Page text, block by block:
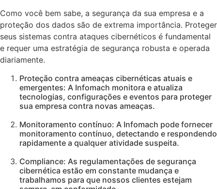
Como você bem sabe, a segurança da sua empresa e a
proteção dos dados são de extrema importância. Proteger
seus sistemas contra ataques cibernéticos é fundamental
e requer uma estratégia de segurança robusta e operada
diariamente.
Proteção contra ameaças cibernéticas atuais e
emergentes: A Infomach monitora e atualiza
tecnologias, configurações e eventos para proteger
sua empresa contra novas ameaças.
Monitoramento contínuo: A Infomach pode fornecer
monitoramento contínuo, detectando e respondendo
rapidamente a qualquer atividade suspeita.
Compliance: As regulamentações de segurança
cibernética estão em constante mudança e
trabalhamos para que nossos clientes estejam